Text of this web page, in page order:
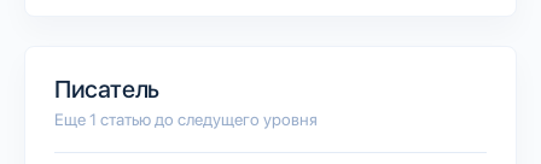
Писатель
Еще 1 статью до следущего уровня